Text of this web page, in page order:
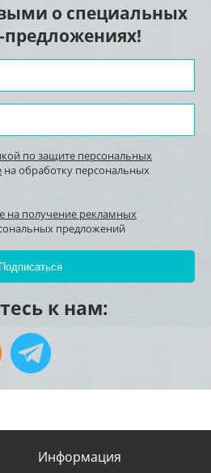
о специальных
предложениях!
по защите персональных
на обработку персональных
на получение рекламных
предложений
к нам:
Информация